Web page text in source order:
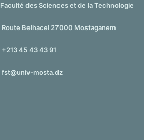
Faculté des Sciences et de la Technologie
Route Belhacel 27000 Mostaganem
+213 45 43 43 91
fst@univ-mosta.dz